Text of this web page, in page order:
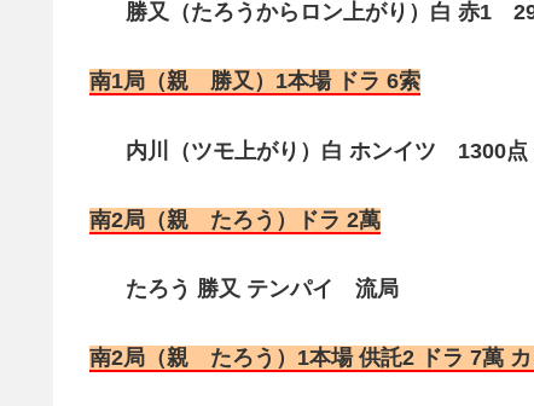
勝又（たろうからロン上がり）白 赤1
南1局（親 勝又）1本場 ドラ 6索
内川（ツモ上がり）白 ホンイツ 1300
南2局（親 たろう）ドラ 2萬
たろう 勝又 テンパイ 流局
南2局（親 たろう）1本場 供託2 ドラ 7萬